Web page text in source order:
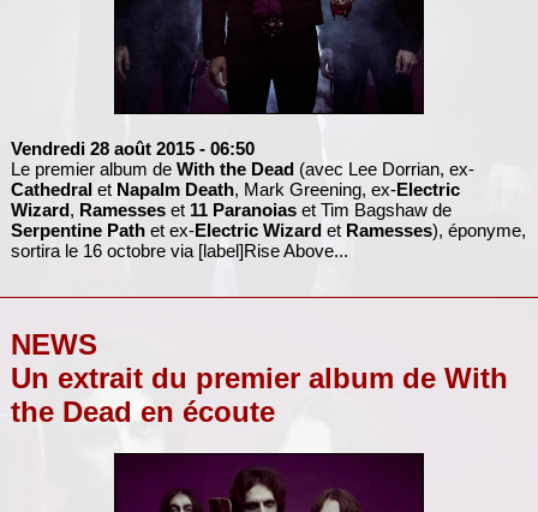
Vendredi 28 août 2015 - 06:50
Le premier album de With the Dead(avec Lee Dorrian, ex-
Cathedralet Napalm Death, Mark Greening, ex-Electric
Wizard, Ramesseset 11 Paranoiaset Tim Bagshaw de
Serpentine Pathet ex-Electric Wizardet Ramesses), éponyme,
sortira le 16 octobre via [label]Rise Above...
NEWS
Un extrait du premier album de With
the Dead en écoute